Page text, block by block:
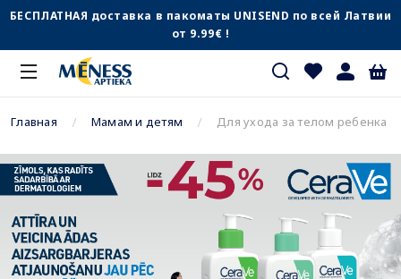
БЕСПЛАТНАЯ доставка в пакоматы UNISEND по всей Латвии
от 9.99€ !
Главная Мамам и детям Для ухода за телом ребенка